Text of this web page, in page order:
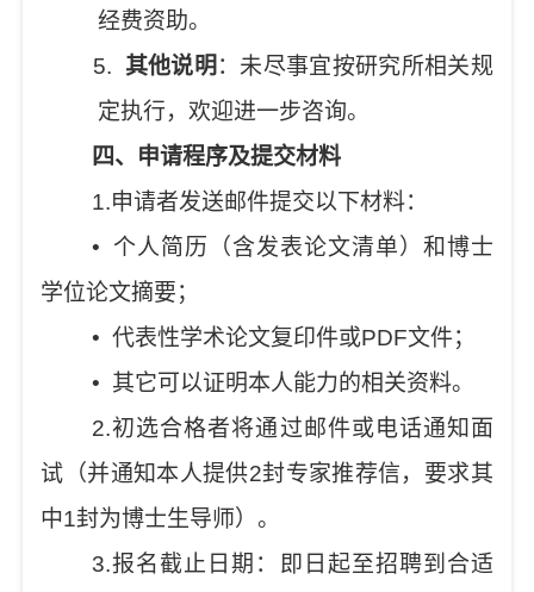
经费资助。
5. 其他说明 ：未尽事宜按研究所相关规
定执行，欢迎进一步咨询。
四、申请程序及提交材料
1.申请者发送邮件提交以下材料：
•
个人简历（含发表论文清单）和博士
学位论文摘要；
• 代表性学术论文复印件或PDF文件；
• 其它可以证明本人能力的相关资料。
2.初选合格者将通过邮件或电话通知面
试（并通知本人提供2封专家推荐信，要求其
中1封为博士生导师）。
3.报名截止日期：即日起至招聘到合适